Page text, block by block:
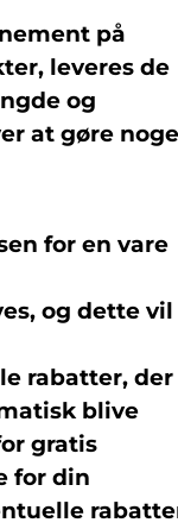
på
leveres de
og
at gøre
for en vare
og dette vil
rabatter, der
blive
gratis
for din